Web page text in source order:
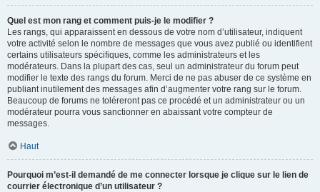
Quel est mon rang et comment puis-je le modifier ?
Les rangs, qui apparaissent en dessous de votre nom d’utilisateur, indiquent
votre activité selon le nombre de messages que vous avez publié ou identifient
certains utilisateurs spécifiques, comme les administrateurs et les
modérateurs. Dans la plupart des cas, seul un administrateur du forum peut
modifier le texte des rangs du forum. Merci de ne pas abuser de ce système en
publiant inutilement des messages afin d’augmenter votre rang sur le forum.
Beaucoup de forums ne toléreront pas ce procédé et un administrateur ou un
modérateur pourra vous sanctionner en abaissant votre compteur de
messages.
Haut
Pourquoi m’est-il demandé de me connecter lorsque je clique sur le lien de
courrier électronique d’un utilisateur ?